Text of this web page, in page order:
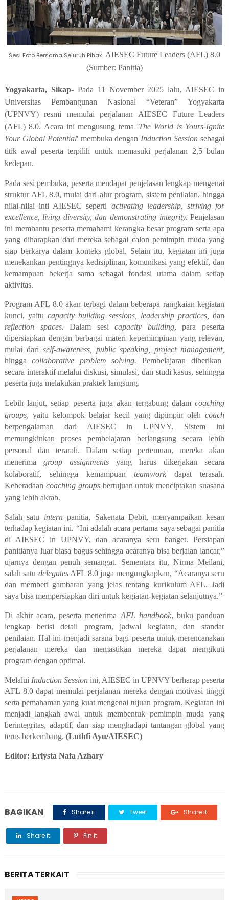
Sesi Foto Bersama Seluruh Pihak AIESEC Future Leaders (AFL) 8.0
(Sumber: Panitia)
Yogyakarta, Sikap- Pada 11 November 2025 lalu, AIESEC in
Universitas Pembangunan Nasional “Veteran” Yogyakarta
(UPNVY) resmi memulai perjalanan AIESEC Future Leaders
(AFL) 8.0. Acara ini mengusung tema 'The World is Yours-Ignite
Your Global Potential' membuka dengan Induction Session sebagai
titik awal peserta terpilih untuk memasuki perjalanan 2,5 bulan
kedepan.
Pada sesi pembuka, peserta mendapat penjelasan lengkap mengenai
struktur AFL 8.0, mulai dari alur program, sistem penilaian, hingga
nilai-nilai inti AIESEC seperti activating leadership, striving for
excellence, living diversity, dan demonstrating integrity. Penjelasan
ini membantu peserta memahami kerangka besar program serta apa
yang diharapkan dari mereka sebagai calon pemimpin muda yang
siap berkarya dalam konteks global. Selain itu, kegiatan ini juga
menekankan pentingnya kedisiplinan, komunikasi yang efektif, dan
kemampuan bekerja sama sebagai fondasi utama dalam setiap
aktivitas.
Program AFL 8.0 akan terbagi dalam beberapa rangkaian kegiatan
kunci, yaitucapacity building sessions, leadership practices,
dan
reflection spaces. Dalam sesicapacity building, para peserta
dipersiapkan dengan berbagai materi kepemimpinan yang relevan,
mulai dari self-awareness, public speaking, project management,
hinggacollaborative problem solving. Pembelajaran diberikan
secara interaktif melalui diskusi, simulasi, dan studi kasus, sehingga
peserta juga melakukan praktek langsung.
Lebih lanjut, setiap peserta juga akan tergabung dalamcoaching
groups, yaitu kelompok belajar kecil yang dipimpin olehcoach
berpengalaman dari AIESEC in UPNVY. Sistem ini
memungkinkan proses pembelajaran berlangsung secara lebih
personal dan terarah. Dalam setiap pertemuan, mereka akan
menerima group assignmentsyang harus dikerjakan secara
kolaboratif, sehingga kemampuan teamwork dapat terasah.
Keberadaan coaching groupsbertujuan untuk menciptakan suasana
yang lebih akrab.
Salah satu internpanitia, Sakenata Debit, menyampaikan kesan
terhadap kegiatan ini. “Ini adalah acara pertama saya sebagai panitia
di AIESEC in UPNVY, dan acaranya seru banget. Persiapan
panitianya luar biasa bagus sehingga acaranya bisa berjalan lancar,”
ujarnya dengan penuh semangat. Sementara itu, Nirma Meilani,
salah satu delegatesAFL 8.0 juga mengungkapkan, “Acaranya seru
dan memberi gambaran yang jelas tentang kurikulum AFL. Jadi
saya bisa mempersiapkan diri untuk kegiatan-kegiatan selanjutnya.”
Di akhir acara, peserta menerima AFL handbook, buku panduan
lengkap berisi detail program, jadwal kegiatan, dan standar
penilaian. Hal ini menjadi sarana bagi peserta untuk merencanakan
perjalanan mereka dan memastikan mereka dapat mengikuti
program dengan optimal.
Melalui Induction Sessionini, AIESEC in UPNVY berharap peserta
AFL 8.0 dapat memulai perjalanan mereka dengan motivasi tinggi
serta pemahaman yang kuat mengenai tujuan program. Kegiatan ini
menjadi langkah awal untuk membentuk pemimpin muda yang
berintegritas, adaptif, dan siap menghadapi tantangan global yang
terus berkembang. (Luthfi Ayu/AIESEC)
Editor: Erlysta Nafa Azhary
BAGIKAN Share it Tweet Share it
Share it Pin it
BERITA TERKAIT